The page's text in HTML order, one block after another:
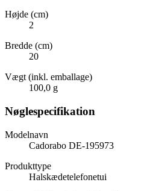
Højde (cm)
2
Bredde (cm)
20
Vægt (inkl. emballage)
100,0 g
Nøglespecifikation
Modelnavn
Cadorabo DE-195973
Produkttype
Halskædetelefonetui